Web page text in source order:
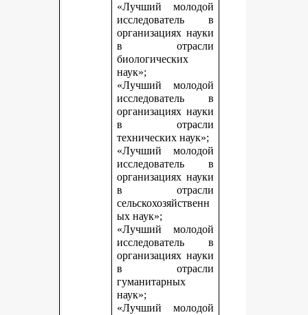
«Лучший молодой
исследователь в
организациях науки
в отрасли
биологических
наук»;
«Лучший молодой
исследователь в
организациях науки
в отрасли
технических наук»;
«Лучший молодой
исследователь в
организациях науки
в отрасли
сельскохозяйственн
ых наук»;
«Лучший молодой
исследователь в
организациях науки
в отрасли
гуманитарных
наук»;
«Лучший молодой